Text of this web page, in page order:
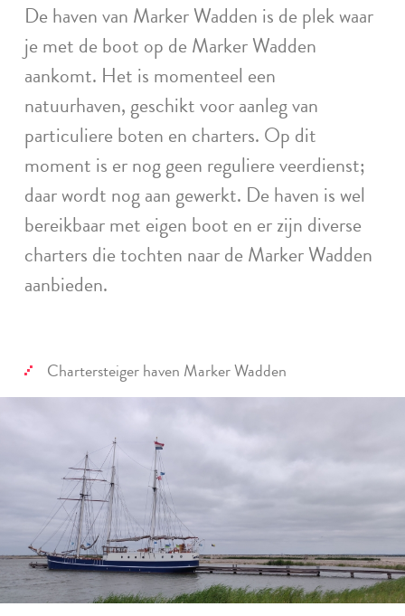
De haven van Marker Wadden is de plek waar
je met de boot op de Marker Wadden
aankomt. Het is momenteel een
natuurhaven, geschikt voor aanleg van
particuliere boten en charters. Op dit
moment is er nog geen reguliere veerdienst;
daar wordt nog aan gewerkt. De haven is wel
bereikbaar met eigen boot en er zijn diverse
charters die tochten naar de Marker Wadden
aanbieden.
Chartersteiger haven Marker Wadden